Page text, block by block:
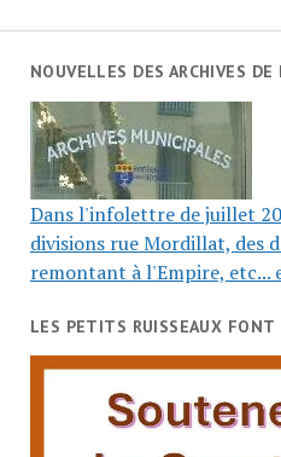
NOUVELLES DES ARCHIVES
Dans l'infolettre de juillet
divisions rue Mordillat, des
remontant à l'Empire, etc...
LES PETITS RUISSEAUX FONT